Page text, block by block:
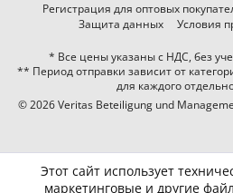
Регистрация для оптовых
Защита данных
Условия
* Все цены указаны с НДС, без
** Период отправки зависит от
для каждого
© 2026 Veritas Beteiligung und
Этот сайт использует
маркетинговые и другие